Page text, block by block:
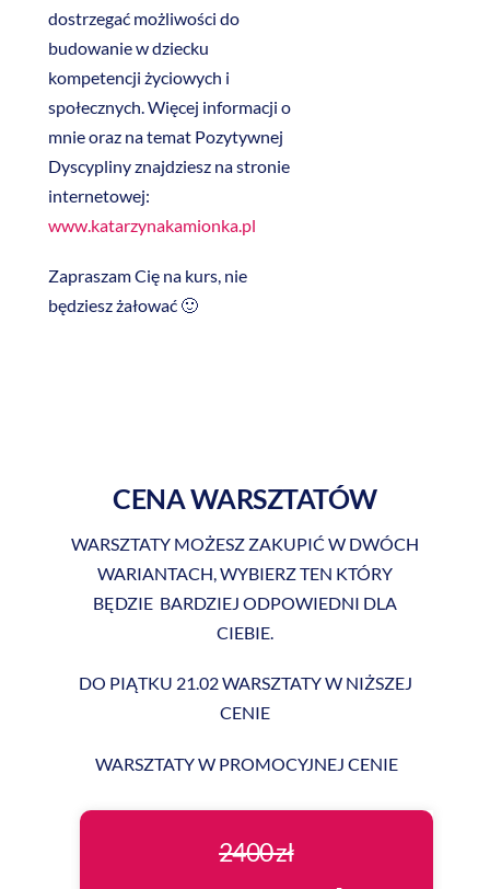
dostrzegać możliwości do
budowanie w dziecku
kompetencji życiowych i
społecznych. Więcej informacji o
mnie oraz na temat Pozytywnej
Dyscypliny znajdziesz na stronie
internetowej:
www.katarzynakamionka.pl
Zapraszam Cię na kurs, nie
będziesz żałować 🙂
CENA WARSZTATÓW
WARSZTATY MOŻESZ ZAKUPIĆ W DWÓCH
WARIANTACH, WYBIERZ TEN KTÓRY
BĘDZIE BARDZIEJ ODPOWIEDNI DLA
CIEBIE.
DO PIĄTKU 21.02 WARSZTATY W NIŻSZEJ
CENIE
WARSZTATY W PROMOCYJNEJ CENIE
2400 zł